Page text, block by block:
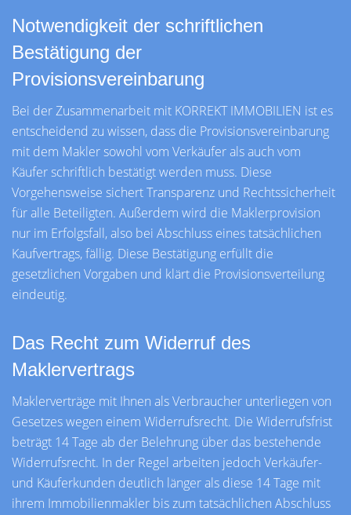
Notwendigkeit der schriftlichen
Bestätigung der
Provisionsvereinbarung
Bei der Zusammenarbeit mit KORREKT IMMOBILIEN ist es
entscheidend zu wissen, dass die Provisionsvereinbarung
mit dem Makler sowohl vom Verkäufer als auch vom
Käufer schriftlich bestätigt werden muss. Diese
Vorgehensweise sichert Transparenz und Rechtssicherheit
für alle Beteiligten. Außerdem wird die Maklerprovision
nur im Erfolgsfall, also bei Abschluss eines tatsächlichen
Kaufvertrags, fällig. Diese Bestätigung erfüllt die
gesetzlichen Vorgaben und klärt die Provisionsverteilung
eindeutig.
Das Recht zum Widerruf des
Maklervertrags
Maklerverträge mit Ihnen als Verbraucher unterliegen von
Gesetzes wegen einem Widerrufsrecht. Die Widerrufsfrist
beträgt 14 Tage ab der Belehrung über das bestehende
Widerrufsrecht. In der Regel arbeiten jedoch Verkäufer-
und Käuferkunden deutlich länger als diese 14 Tage mit
ihrem Immobilienmakler bis zum tatsächlichen Abschluss